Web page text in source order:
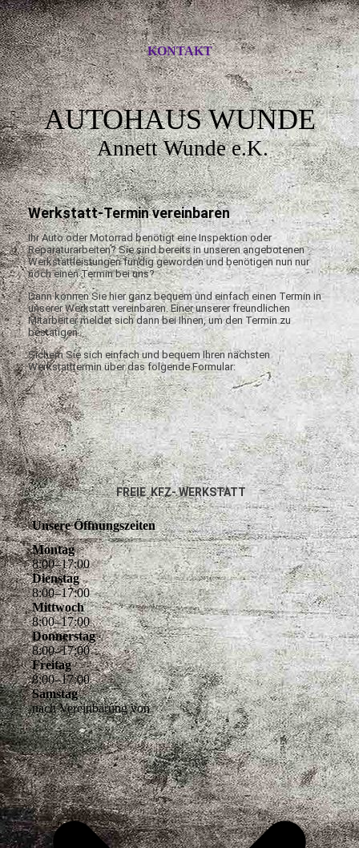
KONTAKT
AUTOHAUS WUNDE
Annett Wunde e.K.
Werkstatt-Termin vereinbaren
Ihr Auto oder Motorrad benötigt eine Inspektion oder
Reparaturarbeiten? Sie sind bereits in unseren angebotenen
Werkstattleistungen fündig geworden und benötigen nun nur
noch einen Termin bei uns?
Dann können Sie hier ganz bequem und einfach einen Termin in
unserer Werkstatt vereinbaren. Einer unserer freundlichen
Mitarbeiter meldet sich dann bei Ihnen, um den Termin zu
bestätigen.
Sichern Sie sich einfach und bequem Ihren nächsten
Werkstatttermin über das folgende Formular:
FREIE KFZ- WERKSTATT
Unsere Öffnungszeiten
Montag
8:00–17:00
Dienstag
8:00–17:00
Mittwoch
8:00–17:00
Donnerstag
8:00–17:00
Freitag
8:00–17:00
Samstag
nach Vereinbarung von